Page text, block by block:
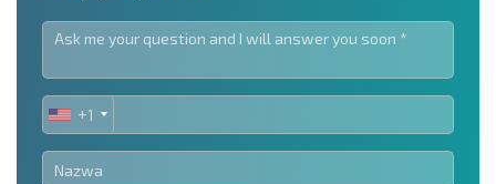
UNITED
STATES
+1
+1